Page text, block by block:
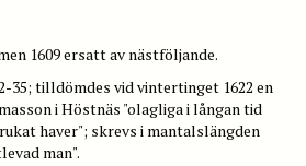
1609 ersatt av nästföljande.
35; tilldömdes vid vintertinget 1622 en
i Höstnäs "olagliga i långan tid
haver"; skrevs i mantalslängden
man".